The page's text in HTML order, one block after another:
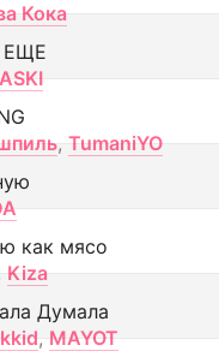
Кока
ЕЩЕ
, TumaniYO
как мясо
Kiza
Думала
, MAYOT